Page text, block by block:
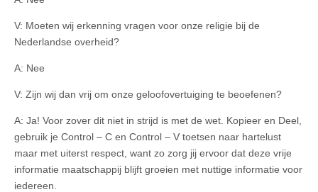
V: Moeten wij erkenning vragen voor onze religie bij de
Nederlandse overheid?
A: Nee
V: Zijn wij dan vrij om onze geloofovertuiging te beoefenen?
A: Ja! Voor zover dit niet in strijd is met de wet. Kopieer en Deel,
gebruik je Control – C en Control – V toetsen naar hartelust
maar met uiterst respect, want zo zorg jij ervoor dat deze vrije
informatie maatschappij blijft groeien met nuttige informatie voor
iedereen.